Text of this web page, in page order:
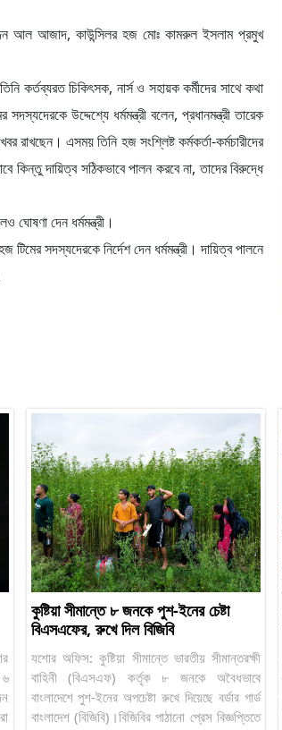
আল আজাদ, কাউন্সিলর হজ মোঃ কামরুল ইসলাম প্রমুখ
কর্তব্যরত চিকিৎসক, নার্স ও সহায়ক কর্মীদের সাথে কথা
উদ্দেশ্যে ধর্মমন্ত্রী বলেন, প্রধানমন্ত্রী তারেক
রাখছেন। এসময় তিনি হজ সংশ্লিষ্ট কর্মকর্তা-কর্মচারীদের
দায়িত্ব সঠিকভাবে পালন করবে না, তাদের বিরুদ্ধে
ঘোষণা দেন ধর্মমন্ত্রী।
সদস্যদেরকে নির্দেশ দেন ধর্মমন্ত্রী। দায়িত্ব পালনে
কুষ্টিয়া সীমান্তে ৮ জনকে পুশ-ইনের চেষ্টা
বিএসএফের, রুখে দিল বিজিবি
যশোর অফিস: কুষ্টিয়া সীমান্তে ভারতীয় সীমান্তরক্ষী
বাহিনী (বিএসএফ) কর্তৃক ৮ জনকে অবৈধভাবে
বাংলাদেশে পুশ-ইনের অপচেষ্টা রুখে দিয়েছে বর্ডার গার্ড
বাংলাদেশ (বিজিবি)।বিজিবির পাঠানো প্রেস বিজ্ঞপ্তিতে